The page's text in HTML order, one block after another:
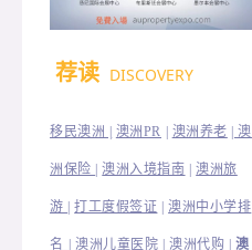
荐读 DISCOVERY
移民澳洲 | 澳洲PR | 澳洲养老 | 澳
洲保险 |澳洲入境指南 |澳洲旅
游 |打工度假签证 |澳洲中小学排
名 |澳洲儿童医院 | 澳洲代购 | 澳